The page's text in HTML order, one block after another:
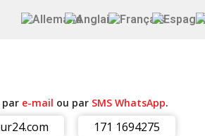
par e-mail ou par SMS WhatsApp.
171 1694275